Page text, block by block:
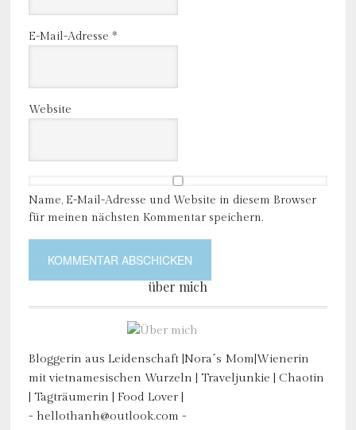
E-Mail-Adresse *
Website
Name, E-Mail-Adresse und Website in diesem Browser
für meinen nächsten Kommentar speichern.
über mich
Bloggerin aus Leidenschaft |Nora´s Mom|Wienerin
mit vietnamesischen Wurzeln | Traveljunkie | Chaotin
| Tagträumerin | Food Lover |
- hellothanh@outlook.com -